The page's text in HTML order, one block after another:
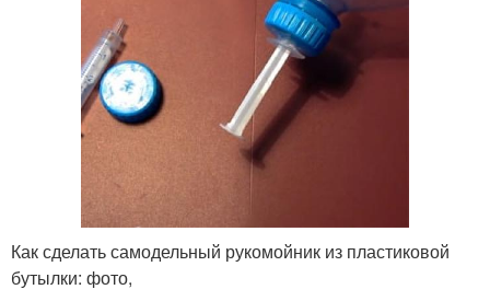
Как сделать самодельный рукомойник из пластиковой
бутылки: фото,